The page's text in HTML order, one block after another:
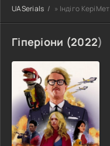
UASerials » Індіго КеріМет
Гіперіони (2022)